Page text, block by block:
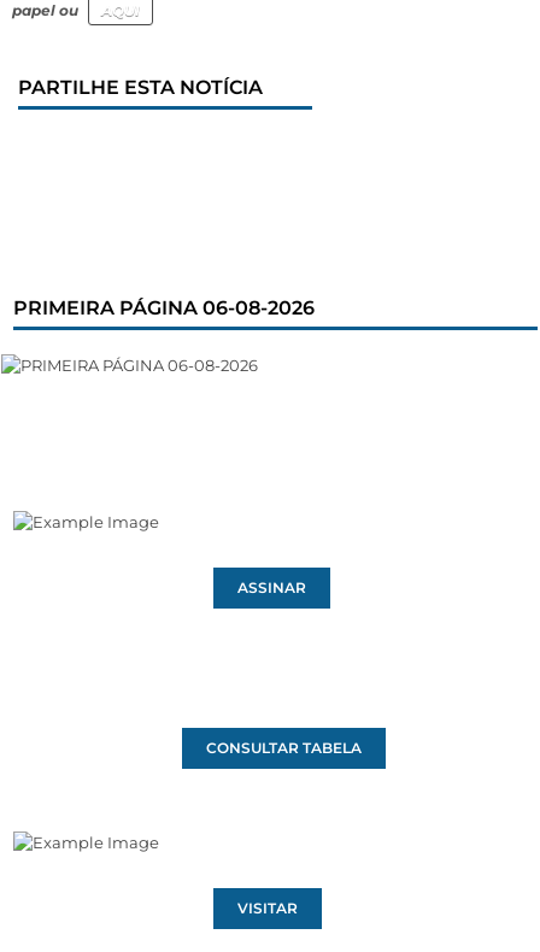
papel ou
AQUI
PARTILHE ESTA NOTÍCIA
PRIMEIRA PÁGINA 06-08-2026
ASSINAR
CONSULTAR TABELA
VISITAR